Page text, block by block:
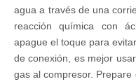
agua a través de una
reacción química con
apague el toque para
de conexión, es mejor
gas al compresor.